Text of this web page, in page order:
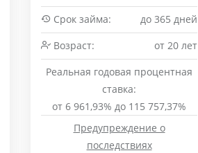
Срок займа:
до 365 дней
Возраст:
от 20 лет
Реальная годовая процентная
ставка:
от 6 961,93% до 115 757,37%
Предупреждение о
последствиях